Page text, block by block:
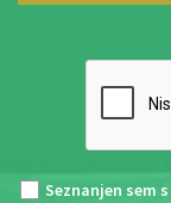
Seznanjen sem s